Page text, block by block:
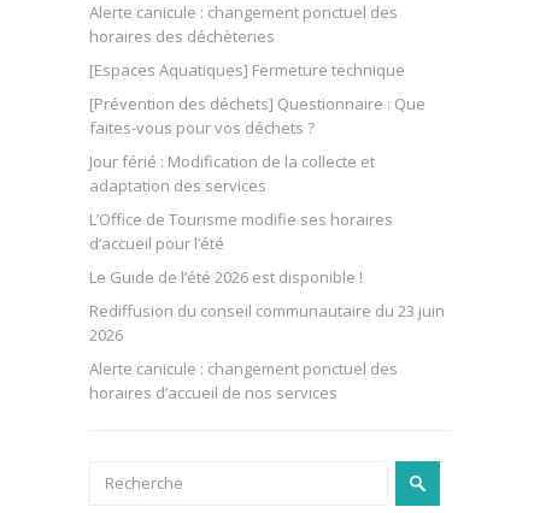
Alerte canicule : changement ponctuel des
horaires des déchèteries
[Espaces Aquatiques] Fermeture technique
[Prévention des déchets] Questionnaire : Que
faites-vous pour vos déchets ?
Jour férié : Modification de la collecte et
adaptation des services
L’Office de Tourisme modifie ses horaires
d’accueil pour l’été
Le Guide de l’été 2026 est disponible !
Rediffusion du conseil communautaire du 23 juin
2026
Alerte canicule : changement ponctuel des
horaires d’accueil de nos services